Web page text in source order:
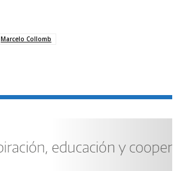
Marcelo Collomb